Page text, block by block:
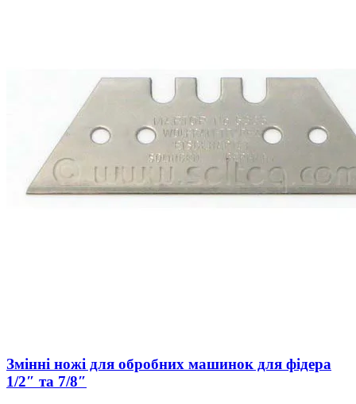
Змінні ножі для обробних машинок для фідера
1/2″ та 7/8″